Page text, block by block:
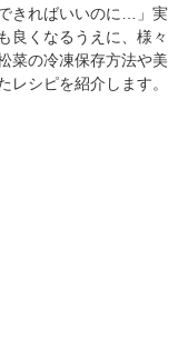
きればいいのに…」実
良くなるうえに、様々
菜の冷凍保存方法や美
レシピを紹介します。